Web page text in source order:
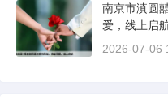
南京市滇圆
爱，线上启
2026-07-06